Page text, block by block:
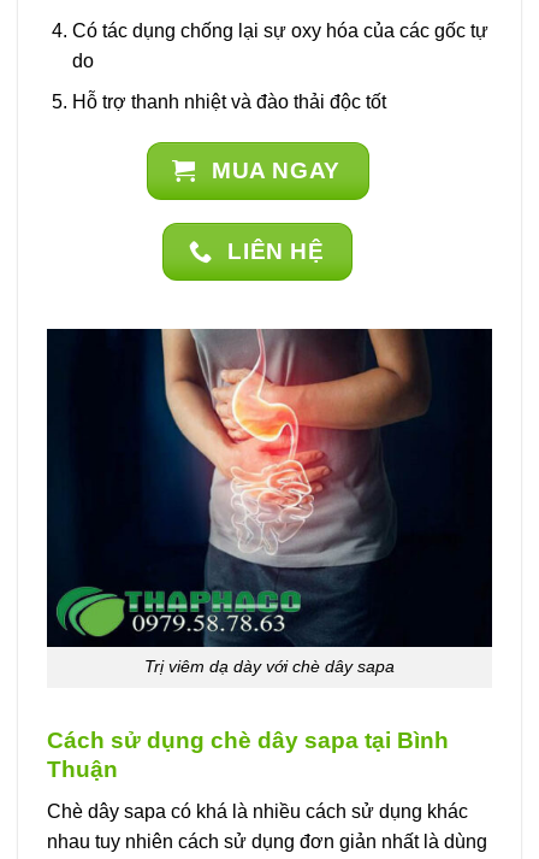
Có tác dụng chống lại sự oxy hóa của các gốc tự
do
Hỗ trợ thanh nhiệt và đào thải độc tốt
MUA NGAY
LIÊN HỆ
Trị viêm dạ dày với chè dây sapa
Cách sử dụng chè dây sapa tại Bình
Thuận
Chè dây sapa có khá là nhiều cách sử dụng khác
nhau tuy nhiên cách sử dụng đơn giản nhất là dùng